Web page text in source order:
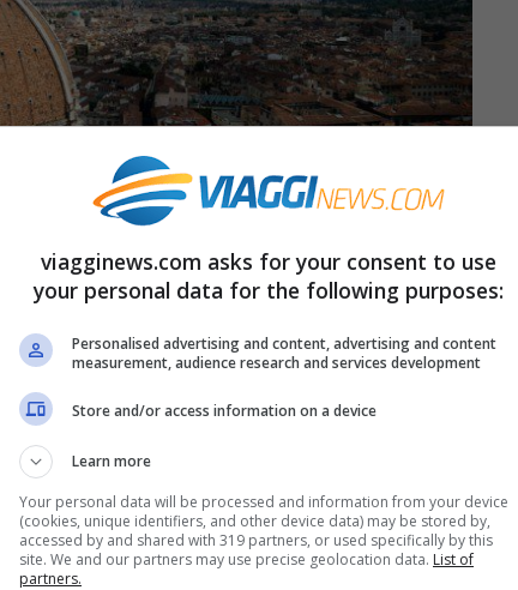
pianura formata dalfiume Arnoed è
anfiteatro. La zona era abitata fin
archeologici che risalgono alla
villanoviana risalgono all’XI secolo a. C.
che oggi è la collina di Fiesole gli
Visul. La pianura sottostante, dove
viagginews.com asks for your consent to use
your personal data for the following purposes:
Personalised advertising and content, advertising and content
measurement, audience research and services development
Store and/or access information on a device
Learn more
Your personal data will be processed and information from your device
(cookies, unique identifiers, and other device data) may be stored by,
accessed by and shared with 319 partners, or used specifically by this
site. We and our partners may use precise geolocation data. List of
partners.